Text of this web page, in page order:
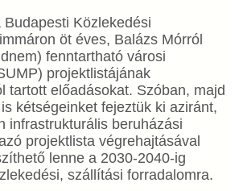
Közlekedési
öt éves, Balázs Mórról
fenntartható városi
projektlistájának
tartott előadásokat. Szóban, majd
kétségeinket fejeztük ki aziránt,
infrastrukturális beruházási
projektlista végrehajtásával
lenne a 2030-2040-ig
szállítási forradalomra.